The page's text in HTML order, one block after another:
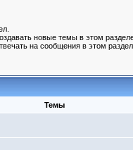
новые темы в этом
на сообщения в этом
Темы